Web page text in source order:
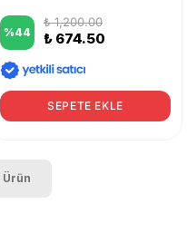
%44
₺ 1,200.00
₺ 674.50
SEPETE EKLE
Ürün